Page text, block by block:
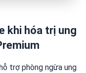
khi hóa trị ung
trợ phòng ngừa ung